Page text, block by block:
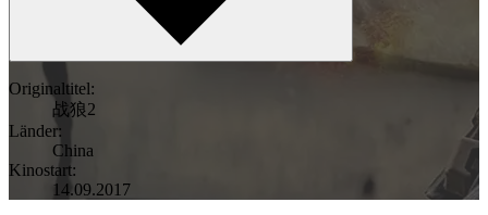
Originaltitel:
战狼2
Länder:
China
Kinostart:
14.09.2017